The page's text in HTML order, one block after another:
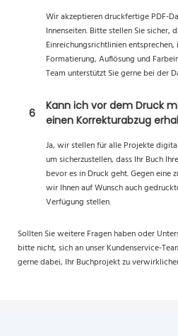
Wir akzeptieren druckfertige PDF-
Innenseiten. Bitte stellen Sie sicher,
Einreichungsrichtlinien
Formatierung, Auflösung und
Team unterstützt Sie gerne bei der
6
Kann ich vor dem Druck
einen Korrekturabzug
Ja, wir stellen für alle Projekte
um sicherzustellen, dass Ihr Buch
bevor es in Druck geht. Gegen eine
wir Ihnen auf Wunsch auch
Verfügung stellen.
Sollten Sie weitere Fragen haben oder
bitte nicht, sich an unser Kundenservice-
gerne dabei, Ihr Buchprojekt zu